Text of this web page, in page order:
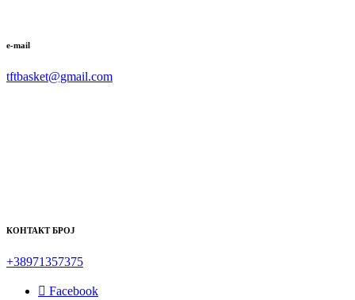
e-mail
tftbasket@gmail.com
КОНТАКТ БРОЈ
+38971357375
Facebook